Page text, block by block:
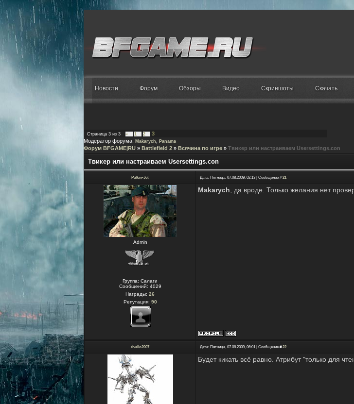
Новости Форум Обзоры Видео Скриншоты Скачать
Страница 3 из 3 « 1 2
3
Модератор форума: Makarych Panama
Форум BFGAME|RU » Battlefield 2 » Всячина по игре » Твикер или настраиваем Usersettings.con
Твикер или настраиваем Usersettings.con
Palkin-Jet Дата: Пятница, 07.08.2009, 02:13 | Сообщение #21
Admin
Группа: Салаги
Сообщений: 4029
Награды: 26
Репутация: 90
Makarych , да вроде. Только желания нет
rivallo2007 Дата: Пятница, 07.08.2009, 06:01 | Сообщение #22
Будет кикать всё равно. Атрибут "только для